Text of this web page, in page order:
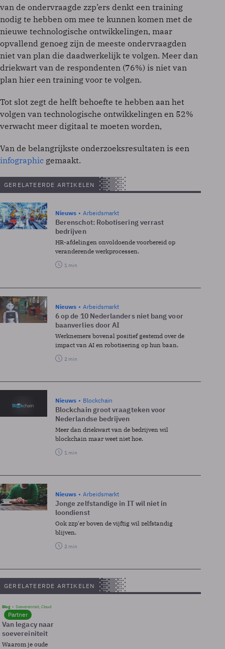
van de ondervraagde zzp’ers denkt een training
nodig te hebben om mee te kunnen komen met de
nieuwe technologische ontwikkelingen, maar
opvallend genoeg zijn de meeste ondervraagden
niet van plan die daadwerkelijk te volgen. Meer dan
driekwart van de respondenten (76%) is niet van
plan hier een training voor te volgen.
Tot slot zegt de helft behoefte te hebben aan het
volgen van technologische ontwikkelingen en 52%
verwacht meer digitaal te moeten worden,
Van de belangrijkste onderzoeksresultaten is een
infographic gemaakt.
GERELATEERDE ARTIKELEN
Nieuws Arbeidsmarkt
Berenschot: Robotisering verrast
bedrijven
HR-afdelingen onvoldoende voorbereid op
veranderende werkprocessen.
1 min
Nieuws Arbeidsmarkt
6 op de 10 Nederlanders niet bang voor
baanverlies door AI
Werknemers bovenal positief gestemd over de
impact van AI en robotisering op hun baan.
2 min
Nieuws Blockchain
Blockchain groot vraagteken voor
Nederlandse bedrijven
Meer dan driekwart van de bedrijven wil
blockchain maar weet niet hoe.
1 min
Nieuws Arbeidsmarkt
Jonge zelfstandige in IT wil niet in
loondienst
Ook zzp'er boven de vijftig wil zelfstandig
blijven.
2 min
GERELATEERDE ARTIKELEN
Blog Soevereinteit, Cloud
Partner
Van legacy naar
soevereiniteit
Waarom je oude